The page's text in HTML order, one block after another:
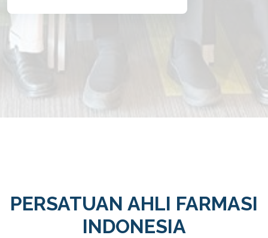
PERSATUAN AHLI FARMASI
INDONESIA